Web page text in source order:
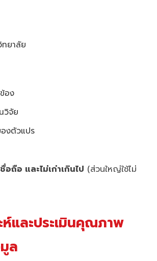
ยาลัย
อง
วิจัย
งตัวแปร
ถือ และไม่เก่าเกินไป (ส่วนใหญ่ใช้ไม่
ห์และประเมินคุณภาพ
ล